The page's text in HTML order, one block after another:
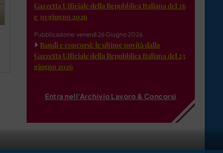
Gazzetta Ufficiale della Repubblica Italiana del 26
e 30 giugno 2026
Pubblicazione: venerdì 26 Giugno 2026
Bandi e concorsi: le ultime novità dalla
Gazzetta Ufficiale della Repubblica Italiana del 23
giugno 2026
Entra nell'Archivio Lavoro & Concorsi